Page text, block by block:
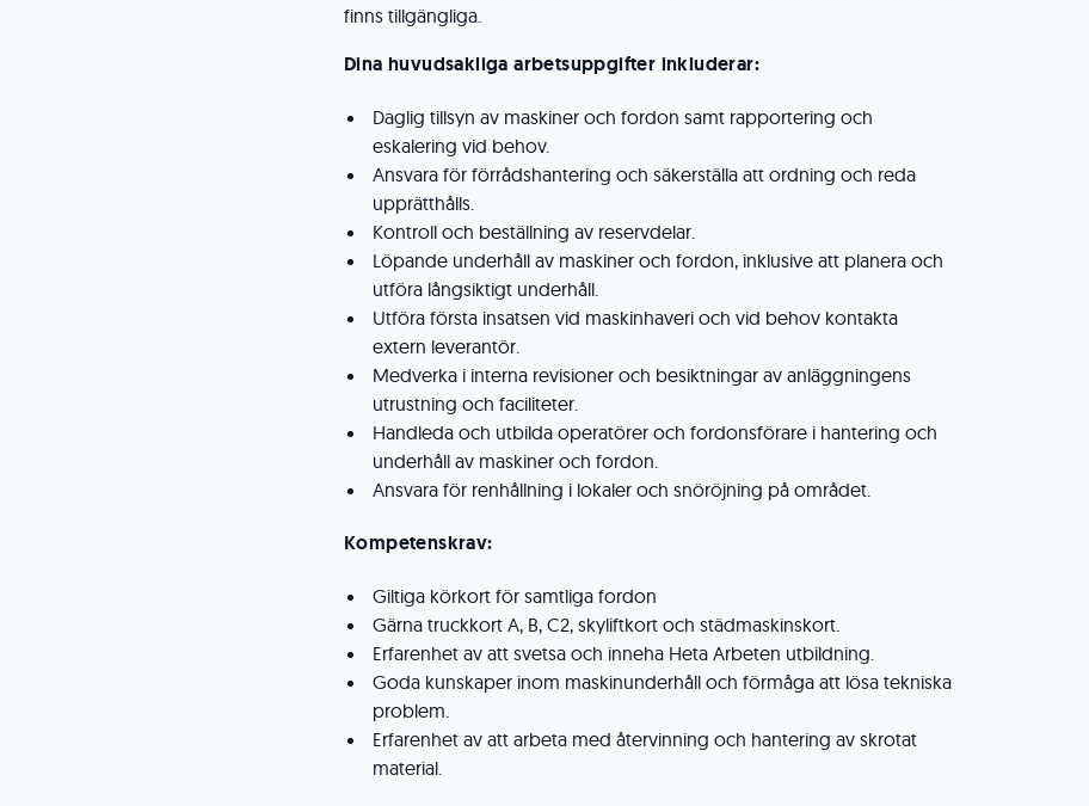
finns tillgängliga.
Dina huvudsakliga arbetsuppgifter inkluderar:
Daglig tillsyn av maskiner och fordon samt rapportering och
eskalering vid behov.
Ansvara för förrådshantering och säkerställa att ordning och reda
upprätthålls.
Kontroll och beställning av reservdelar.
Löpande underhåll av maskiner och fordon, inklusive att planera och
utföra långsiktigt underhåll.
Utföra första insatsen vid maskinhaveri och vid behov kontakta
extern leverantör.
Medverka i interna revisioner och besiktningar av anläggningens
utrustning och faciliteter.
Handleda och utbilda operatörer och fordonsförare i hantering och
underhåll av maskiner och fordon.
Ansvara för renhållning i lokaler och snöröjning på området.
Kompetenskrav:
Giltiga körkort för samtliga fordon
Gärna truckkort A, B, C2, skyliftkort och städmaskinskort.
Erfarenhet av att svetsa och inneha Heta Arbeten utbildning.
Goda kunskaper inom maskinunderhåll och förmåga att lösa tekniska
problem.
Erfarenhet av att arbeta med återvinning och hantering av skrotat
material.